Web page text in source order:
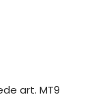
art. MT9